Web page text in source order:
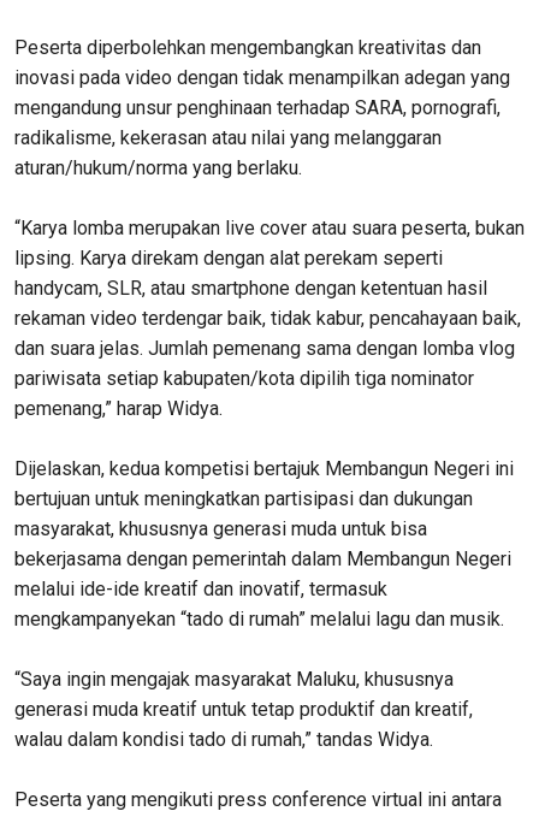
Peserta diperbolehkan mengembangkan kreativitas dan
inovasi pada video dengan tidak menampilkan adegan yang
mengandung unsur penghinaan terhadap SARA, pornografi,
radikalisme, kekerasan atau nilai yang melanggaran
aturan/hukum/norma yang berlaku.
“Karya lomba merupakan live cover atau suara peserta, bukan
lipsing. Karya direkam dengan alat perekam seperti
handycam, SLR, atau smartphone dengan ketentuan hasil
rekaman video terdengar baik, tidak kabur, pencahayaan baik,
dan suara jelas. Jumlah pemenang sama dengan lomba vlog
pariwisata setiap kabupaten/kota dipilih tiga nominator
pemenang,” harap Widya.
Dijelaskan, kedua kompetisi bertajuk Membangun Negeri ini
bertujuan untuk meningkatkan partisipasi dan dukungan
masyarakat, khususnya generasi muda untuk bisa
bekerjasama dengan pemerintah dalam Membangun Negeri
melalui ide-ide kreatif dan inovatif, termasuk
mengkampanyekan “tado di rumah” melalui lagu dan musik.
“Saya ingin mengajak masyarakat Maluku, khususnya
generasi muda kreatif untuk tetap produktif dan kreatif,
walau dalam kondisi tado di rumah,” tandas Widya.
Peserta yang mengikuti press conference virtual ini antara